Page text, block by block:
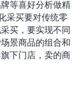
等喜好分析做精
采买要对传统零
买，要实现不同
景商品的组合和
下门店，卖的商